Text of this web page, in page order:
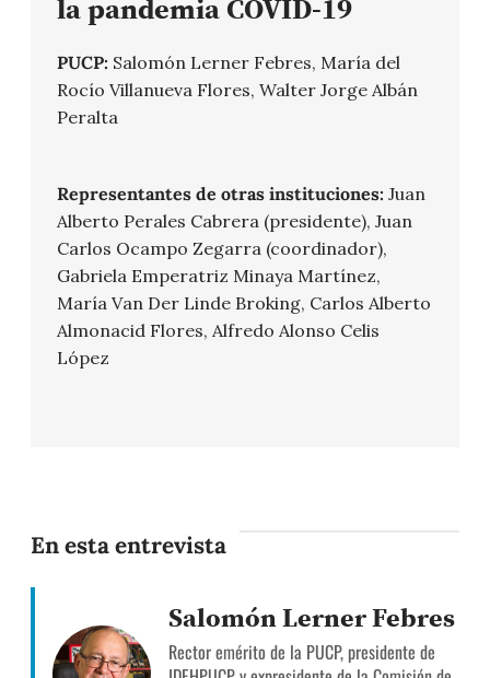
la pandemia COVID-19
PUCP: Salomón Lerner Febres, María del
Rocío Villanueva Flores, Walter Jorge Albán
Peralta
Representantes de otras instituciones: Juan
Alberto Perales Cabrera (presidente), Juan
Carlos Ocampo Zegarra (coordinador),
Gabriela Emperatriz Minaya Martínez,
María Van Der Linde Broking, Carlos Alberto
Almonacid Flores, Alfredo Alonso Celis
López
En esta entrevista
Salomón Lerner Febres
Rector emérito de la PUCP, presidente de